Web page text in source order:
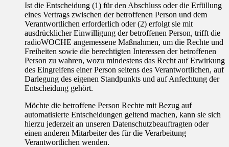
Ist die Entscheidung (1) für den Abschluss oder die Erfüllung
eines Vertrags zwischen der betroffenen Person und dem
Verantwortlichen erforderlich oder (2) erfolgt sie mit
ausdrücklicher Einwilligung der betroffenen Person, trifft die
radioWOCHE angemessene Maßnahmen, um die Rechte und
Freiheiten sowie die berechtigten Interessen der betroffenen
Person zu wahren, wozu mindestens das Recht auf Erwirkung
des Eingreifens einer Person seitens des Verantwortlichen, auf
Darlegung des eigenen Standpunkts und auf Anfechtung der
Entscheidung gehört.
Möchte die betroffene Person Rechte mit Bezug auf
automatisierte Entscheidungen geltend machen, kann sie sich
hierzu jederzeit an unseren Datenschutzbeauftragten oder
einen anderen Mitarbeiter des für die Verarbeitung
Verantwortlichen wenden.